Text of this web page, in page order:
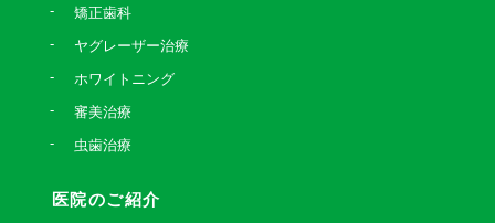
矯正歯科
ヤグレーザー治療
ホワイトニング
審美治療
虫歯治療
医院のご紹介